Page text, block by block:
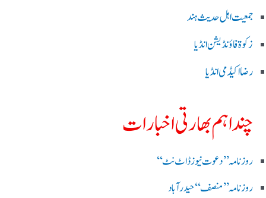
جمعیت اہل حدیث ہند
زکوۃ فاؤنڈیشن انڈیا
رضا اکیڈمی انڈیا
چند اہم بھارتی اخبارات
روز نامہ ’’ دعوت نیوز ڈاٹ نٹ‘‘
روزنامہ ’’ منصف‘‘ حیدر آباد